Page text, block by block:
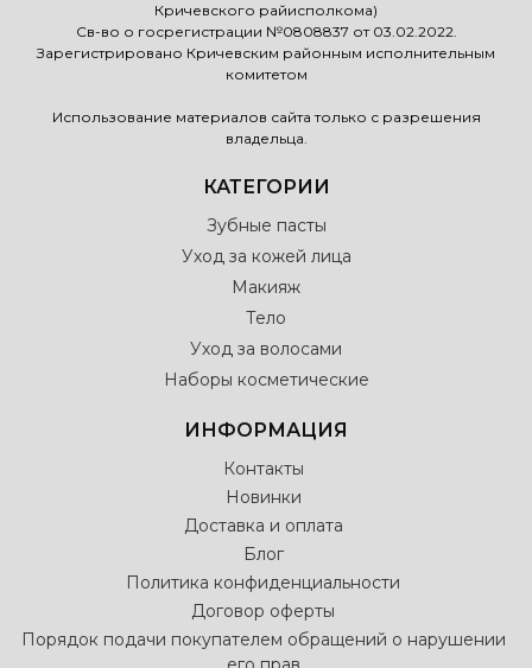
Кричевского райисполкома)
Св-во о госрегистрации №0808837 от 03.02.2022.
Зарегистрировано Кричевским районным исполнительным
комитетом
Использование материалов сайта только с разрешения
владельца.
КАТЕГОРИИ
Зубные пасты
Уход за кожей лица
Макияж
Тело
Уход за волосами
Наборы косметические
ИНФОРМАЦИЯ
Контакты
Новинки
Доставка и оплата
Блог
Политика конфиденциальности
Договор оферты
Порядок подачи покупателем обращений о нарушении